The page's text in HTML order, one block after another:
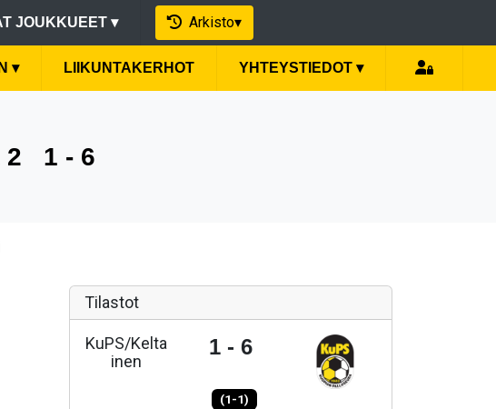
JOUKKUEET ▾ Arkisto▾
▾ LIIKUNTAKERHOT YHTEYSTIEDOT ▾
2 1 - 6
Tilastot
KuPS/Kelta
inen
1 - 6
(1-1)